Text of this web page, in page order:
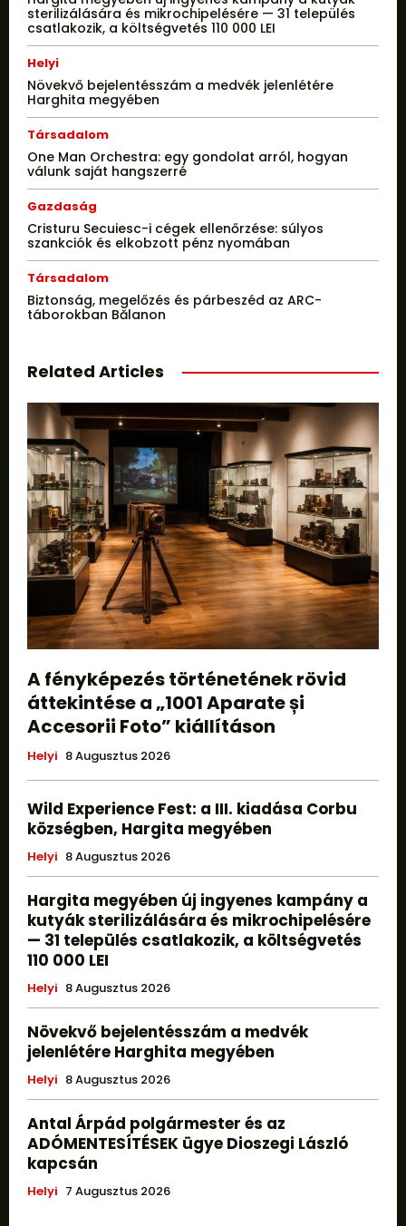
sterilizálására és mikrochipelésére — 31 település
csatlakozik, a költségvetés 110 000 LEI
Helyi
Növekvő bejelentésszám a medvék jelenlétére
Harghita megyében
Társadalom
One Man Orchestra: egy gondolat arról, hogyan
válunk saját hangszerré
Gazdaság
Cristuru Secuiesc-i cégek ellenőrzése: súlyos
szankciók és elkobzott pénz nyomában
Társadalom
Biztonság, megelőzés és párbeszéd az ARC-
táborokban Bălanon
Related Articles
A fényképezés történetének rövid
áttekintése a „1001 Aparate și
Accesorii Foto” kiállításon
Helyi 8 Augusztus 2026
Wild Experience Fest: a III. kiadása Corbu
községben, Hargita megyében
Helyi 8 Augusztus 2026
Hargita megyében új ingyenes kampány a
kutyák sterilizálására és mikrochipelésére
— 31 település csatlakozik, a költségvetés
110 000 LEI
Helyi 8 Augusztus 2026
Növekvő bejelentésszám a medvék
jelenlétére Harghita megyében
Helyi 8 Augusztus 2026
Antal Árpád polgármester és az
ADÓMENTESÍTÉSEK ügye Dioszegi László
kapcsán
Helyi 7 Augusztus 2026